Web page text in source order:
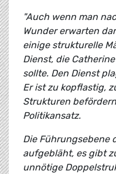
"Auch wenn man
Wunder erwarten
einige strukturelle
Dienst, die
sollte. Den Dienst
Er ist zu kopflastig,
Strukturen
Politikansatz.
Die Führungsebene
aufgebläht, es gibt
unnötige